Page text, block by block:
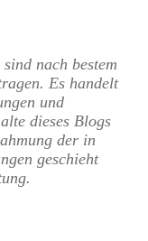
nach bestem
Es handelt
und
dieses Blogs
der in
geschieht